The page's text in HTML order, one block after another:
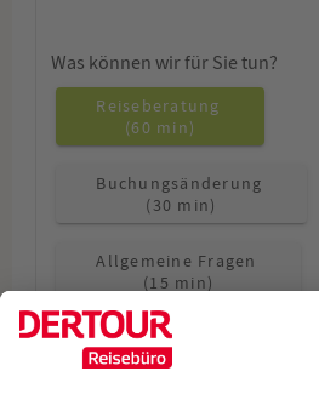
Was können wir für Sie tun?
Reiseberatung
(60 min)
Buchungsänderung
(30 min)
Allgemeine Fragen
(15 min)
Wie möchten Sie beraten werden?